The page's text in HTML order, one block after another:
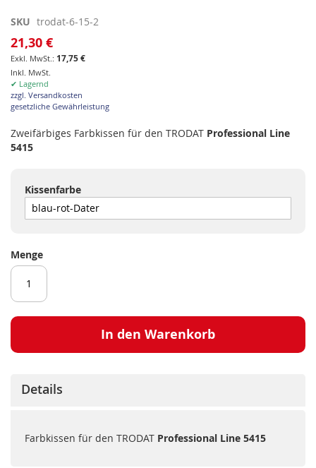
Zum
der
Bildgalerie
springen
SKU trodat-6-15-2
21,30 €
17,75 €
Inkl. MwSt.
✔ Lagernd
zzgl. Versandkosten
gesetzliche Gewährleistung
Zweifärbiges Farbkissen für den TRODAT Professional Line
5415
Kissenfarbe
Menge
In den Warenkorb
Details
Farbkissen für den TRODAT Professional Line 5415